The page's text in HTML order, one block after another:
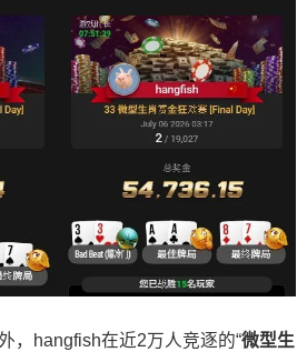
，hangfish在近2万人竞逐的“微型生